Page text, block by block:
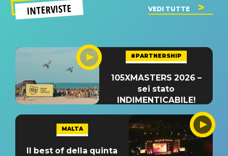
INTERVISTE VEDI TUTTE
#PARTNERSHIP
105XMASTERS 2026 –
sei stato
INDIMENTICABILE!
MALTA
Il best of della quinta